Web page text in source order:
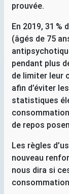
prouvée.
En 2019, 31 %
(âgés de 75
pendant plus
de limiter leur
afin d’éviter
statistiques
de repos
Les règles
nouveau
nous dira si